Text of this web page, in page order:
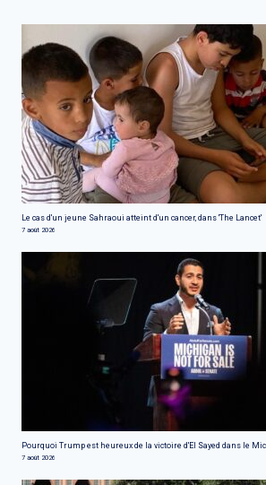
Le cas d'un jeune Sahraoui atteint d'un cancer, dans 'The Lancet'
7 août 2026
Pourquoi Trump est heureux de la victoire d'El Sayed dans le
7 août 2026